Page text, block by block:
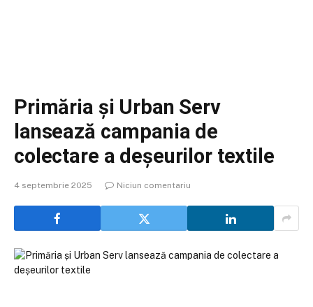
Primăria și Urban Serv
lansează campania de
colectare a deșeurilor textile
4 septembrie 2025 Niciun comentariu